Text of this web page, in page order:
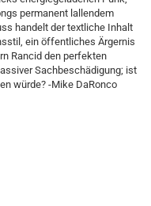
permanent lallendem
handelt der textliche Inhalt
ein öffentliches Ärgernis
Rancid den perfekten
Sachbeschädigung; ist
würde? -Mike DaRonco